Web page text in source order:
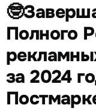
Полного
за 2024